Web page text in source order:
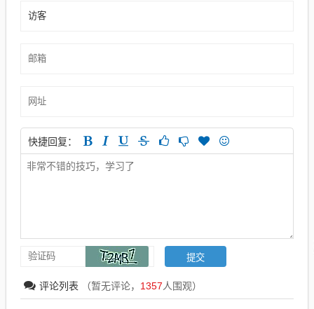
快捷回复：
评论列表 （暂无评论， 1357人围观）